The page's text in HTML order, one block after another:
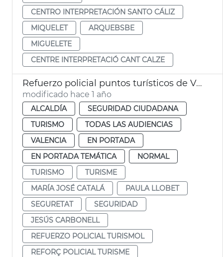
CENTRO INTERPRETACIÓN SANTO CÁLIZ
MIQUELET
ARQUEBSBE
MIGUELETE
CENTRE INTERPRETACIÓ CANT CALZE
Refuerzo policial puntos turísticos de València
modificado hace 1 año
ALCALDÍA
SEGURIDAD CIUDADANA
TURISMO
TODAS LAS AUDIENCIAS
VALENCIA
EN PORTADA
EN PORTADA TEMÁTICA
NORMAL
TURISMO
TURISME
MARÍA JOSÉ CATALÁ
PAULA LLOBET
SEGURETAT
SEGURIDAD
JESÚS CARBONELL
REFUERZO POLICIAL TURISMOL
REFORÇ POLICIAL TURISME